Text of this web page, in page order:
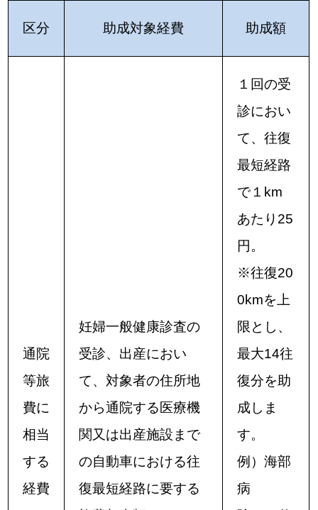
区分 助成対象経費 助成額
通院
等旅
費に
相当
する
経費
妊婦一般健康診査の
受診、出産におい
て、対象者の住所地
から通院する医療機
関又は出産施設まで
の自動車における往
復最短経路に要する
１回の受
診におい
て、往復
最短経路
で１km
あたり25
円。
※往復20
0kmを上
限とし、
最大14往
復分を助
成しま
す。
例）海部
病